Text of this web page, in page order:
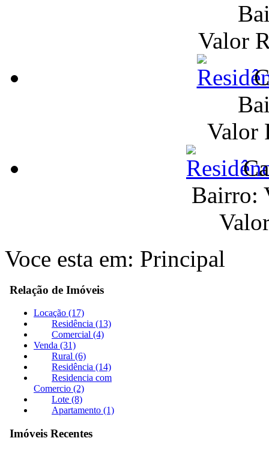
Valor
Valor
Bairro:
Voce esta em: Principal
Relação de Imóveis
Locação (17)
Residência (13)
Comercial (4)
Venda (31)
Rural (6)
Residência (14)
Residencia com
Comercio (2)
Lote (8)
Apartamento (1)
Imóveis Recentes